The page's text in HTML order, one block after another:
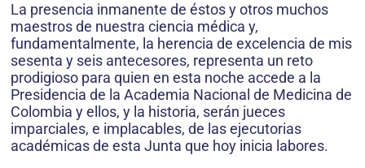
La presencia inmanente de éstos y otros muchos
maestros de nuestra ciencia médica y,
fundamentalmente, la herencia de excelencia de mis
sesenta y seis antecesores, representa un reto
prodigioso para quien en esta noche accede a la
Presidencia de la Academia Nacional de Medicina de
Colombia y ellos, y la historia, serán jueces
imparciales, e implacables, de las ejecutorias
académicas de esta Junta que hoy inicia labores.